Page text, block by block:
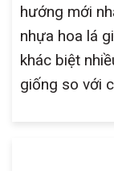
hướng mới
nhựa hoa lá
khác biệt
giống so với